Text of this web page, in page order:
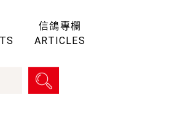
信鴿專欄
ARTICLES